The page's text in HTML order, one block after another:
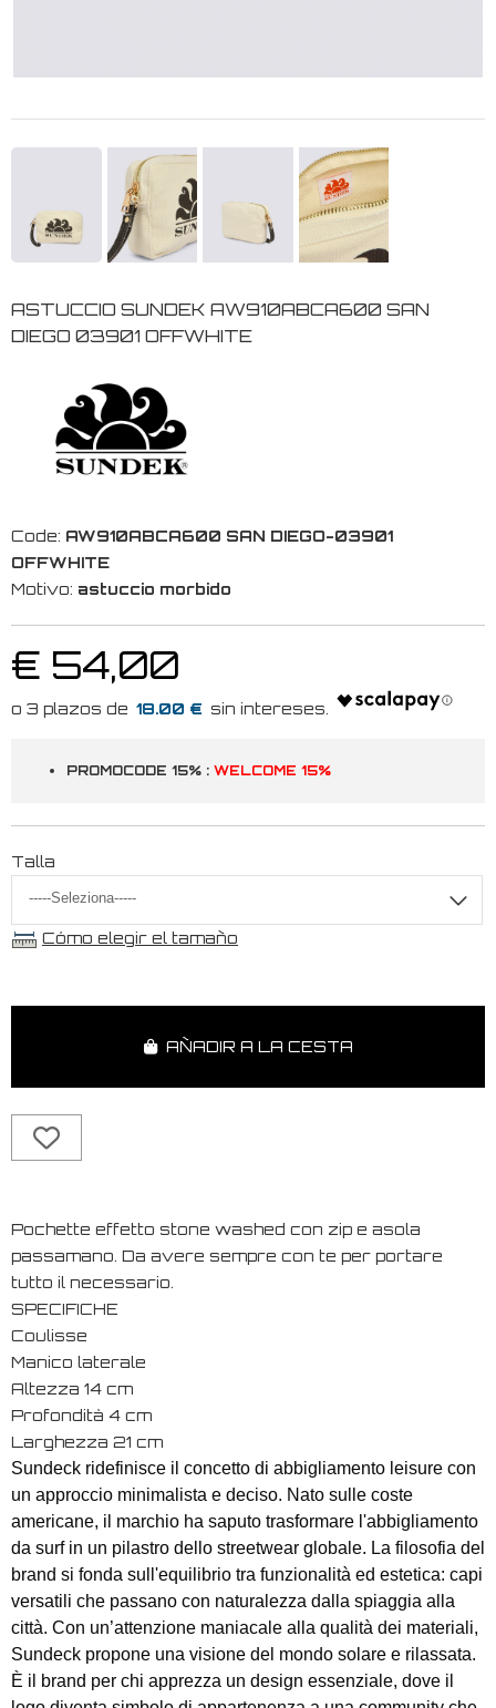
ASTUCCIO SUNDEK AW910ABCA600 SAN
DIEGO 03901 OFFWHITE
Code: AW910ABCA600 SAN DIEGO-03901
OFFWHITE
Motivo: astuccio morbido
€ 54,00
18.00 €
PROMOCODE 15% : WELCOME 15%
Talla
Cómo elegir el tamaño
AÑADIR A LA CESTA
Pochette effetto stone washed con zip e asola
passamano. Da avere sempre con te per portare
tutto il necessario.
SPECIFICHE
Coulisse
Manico laterale
Altezza 14 cm
Profondità 4 cm
Larghezza 21 cm
Sundeck ridefinisce il concetto di abbigliamento leisure con
un approccio minimalista e deciso. Nato sulle coste
americane, il marchio ha saputo trasformare l'abbigliamento
da surf in un pilastro dello streetwear globale. La filosofia del
brand si fonda sull'equilibrio tra funzionalità ed estetica: capi
versatili che passano con naturalezza dalla spiaggia alla
città. Con un’attenzione maniacale alla qualità dei materiali,
Sundeck propone una visione del mondo solare e rilassata.
È il brand per chi apprezza un design essenziale, dove il